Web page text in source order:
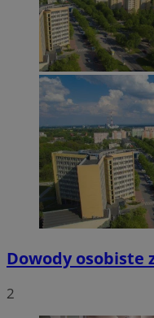
Dowody osobiste
2